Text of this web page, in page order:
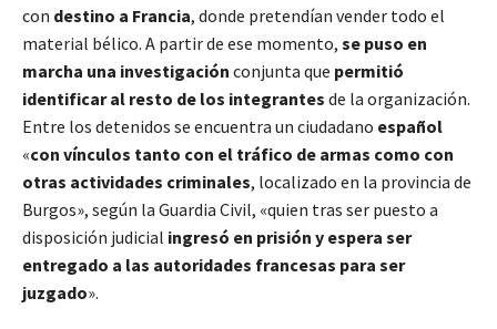
con destino a Francia, donde pretendían vender todo el
material bélico. A partir de ese momento, se puso en
marcha una investigación conjunta que permitió
identificar al resto de los integrantes de la organización.
Entre los detenidos se encuentra un ciudadano español
«con vínculos tanto con el tráfico de armas como con
otras actividades criminales, localizado en la provincia de
Burgos», según la Guardia Civil, «quien tras ser puesto a
disposición judicial ingresó en prisión y espera ser
entregado a las autoridades francesas para ser
juzgado».